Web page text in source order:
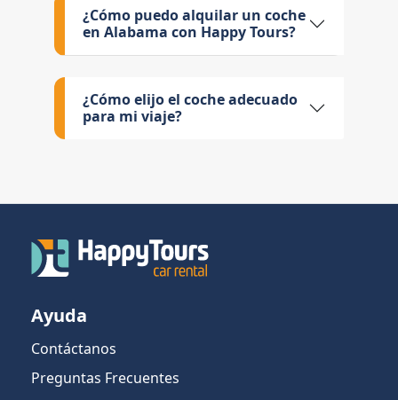
¿Cómo puedo alquilar un coche
en Alabama con Happy Tours?
¿Cómo elijo el coche adecuado
para mi viaje?
Ayuda
Contáctanos
Preguntas Frecuentes